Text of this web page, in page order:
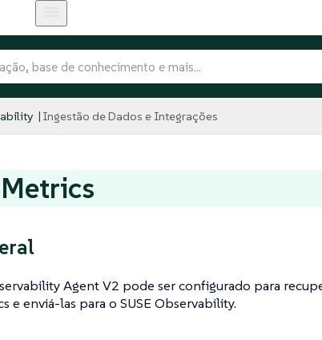
Ingestão de Dados e Integrações
Agent V2 pode ser configurado para
e enviá-las para o SUSE Observability.